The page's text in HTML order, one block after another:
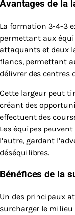
Avantages de la
La formation 3-4-3
permettant aux
attaquants et deux
flancs, permettant
délivrer des centres
Cette largeur peut
créant des
effectuent des
Les équipes
l’autre, gardant
déséquilibres.
Bénéfices de la
Un des principaux
surcharger le milieu